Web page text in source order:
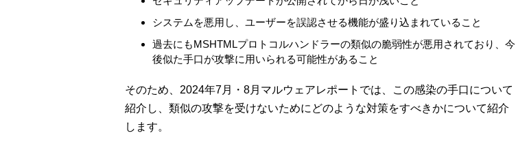
システムを悪用し、ユーザーを誤認させる機能が盛り込まれていること
過去にもMSHTMLプロトコルハンドラーの類似の脆弱性が悪用されており、今
後似た手口が攻撃に用いられる可能性があること
そのため、2024年7月・8月マルウェアレポートでは、この感染の手口について
紹介し、類似の攻撃を受けないためにどのような対策をすべきかについて紹介
します。